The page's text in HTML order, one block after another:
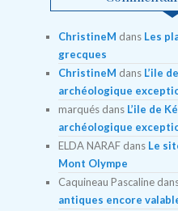
ChristineM dans Les
grecques
ChristineM dans L’ile
archéologique
marquésdans L’ile de
archéologique
ELDA NARAFdans Le
Mont Olympe
Caquineau Pascaline
antiques encore